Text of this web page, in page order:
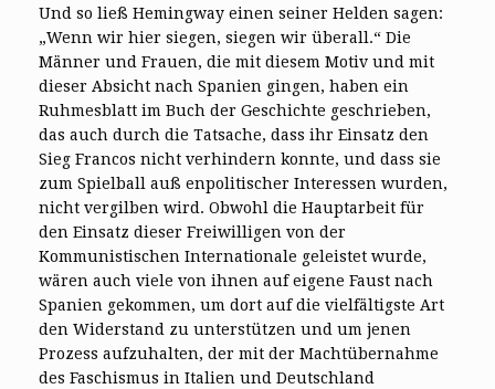
Und so ließ Hemingway einen seiner Helden sagen:
„Wenn wir hier siegen, siegen wir überall.“ Die
Männer und Frauen, die mit diesem Motiv und mit
dieser Absicht nach Spanien gingen, haben ein
Ruhmesblatt im Buch der Geschichte geschrieben,
das auch durch die Tatsache, dass ihr Einsatz den
Sieg Francos nicht verhindern konnte, und dass sie
zum Spielball auß enpolitischer Interessen wurden,
nicht vergilben wird. Obwohl die Hauptarbeit für
den Einsatz dieser Freiwilligen von der
Kommunistischen Internationale geleistet wurde,
wären auch viele von ihnen auf eigene Faust nach
Spanien gekommen, um dort auf die vielfältigste Art
den Widerstand zu unterstützen und um jenen
Prozess aufzuhalten, der mit der Machtübernahme
des Faschismus in Italien und Deutschland